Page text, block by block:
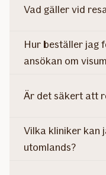
Vad gäller vid
Hur beställer jag
ansökan om
Är det säkert att
Vilka kliniker kan
utomlands?